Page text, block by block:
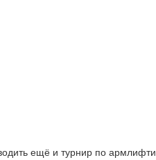
ещё и турнир по